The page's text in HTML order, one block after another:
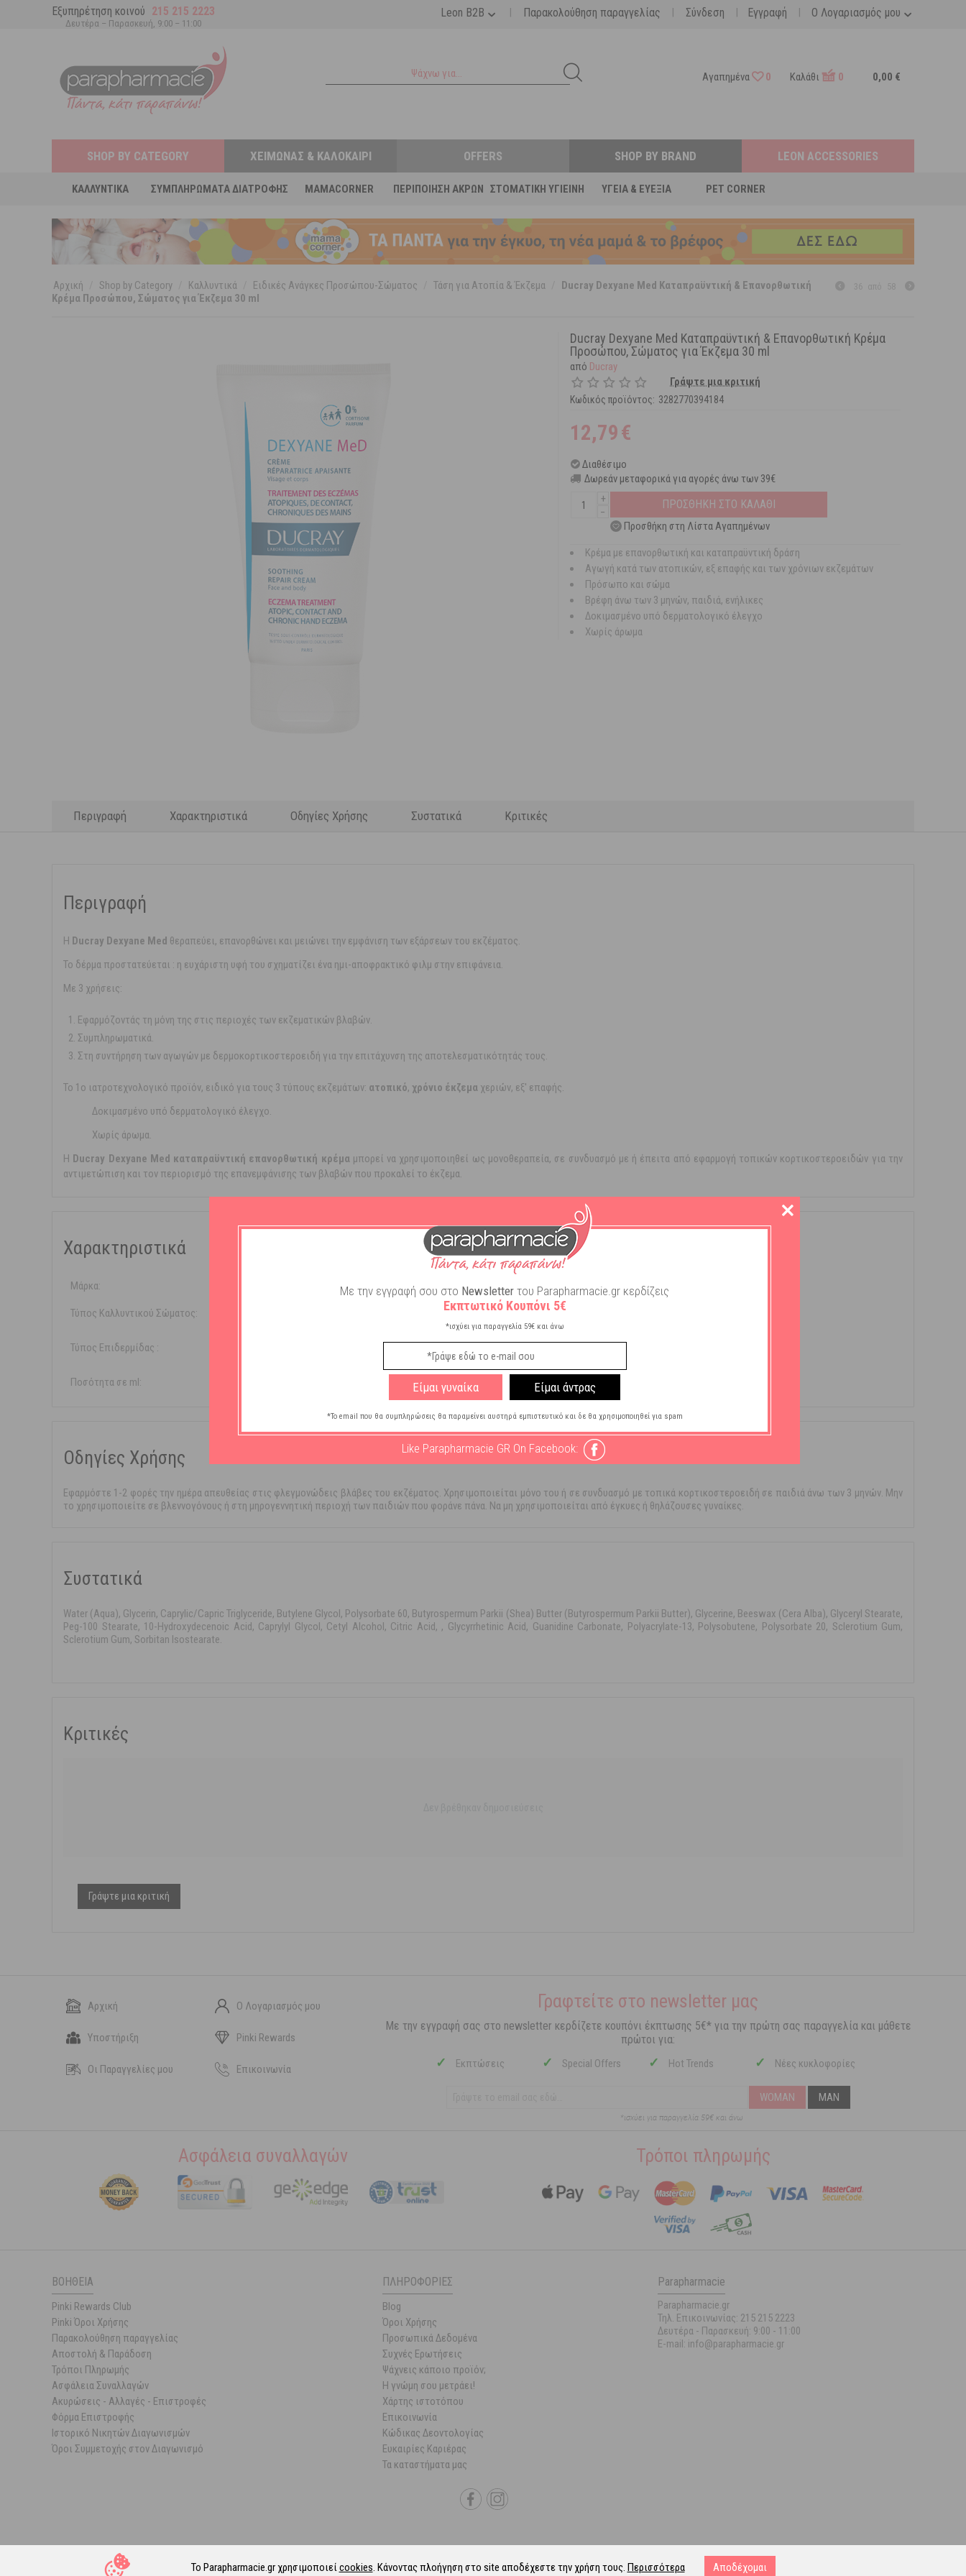
Το Parapharmacie.gr χρησιμοποιείcookies. Κάνοντας πλοήγηση στο site αποδέχεστε την χρήση τους. Περισσότερα Αποδέχομαι
Εξυπηρέτηση κοινού 215 215 2223
Δευτέρα – Παρασκευή, 9:00 – 11:00
Ο Λογαριασμός μου
Leon B2B | Παρακολούθηση παραγγελίας | Σύνδεση | Εγγραφή |
Αγαπημένα 0 Καλάθι 0 0,00 €
SHOP BY CATEGORY
ΚΑΛΛΥΝΤΙΚΆ ΣΥΜΠΛΗΡΏΜΑΤΑ ΔΙΑΤΡΟΦΉΣ MAMACORNER ΠΕΡΙΠΟΊΗΣΗ ΆΚΡΩΝ ΣΤΟΜΑΤΙΚΉ ΥΓΙΕΙΝΉ ΥΓΕΊΑ & ΕΥΕΞΊΑ PET CORNER
ΧΕΙΜΏΝΑΣ & ΚΑΛΟΚΑΊΡΙ OFFERS SHOP BY BRAND LEON ACCESSORIES
Αρχική Shop by Category Καλλυντικά Ειδικές Ανάγκες Προσώπου-Σώματος Τάση για Ατοπία & Έκζεμα
Ducray Dexyane Med Καταπραϋντική & Επανορθωτική
Κρέμα Προσώπου, Σώματος για Έκζεμα 30 ml
Ducray Dexyane Med Καταπραϋντική & Επανορθωτική Κρέμα
Προσώπου, Σώματος για Έκζεμα 30 ml
από Ducray
Γράψτε μια κριτική
Κωδικός προϊόντος: 3282770394184
12,79€
Διαθέσιμο
Δωρεάν μεταφορικά για αγορές άνω των 39€
+
−
ΠΡΟΣΘΗΚΗ ΣΤΟ ΚΑΛΑΘΙ
Προσθήκη στη Λίστα Αγαπημένων
Κρέμα με επανορθωτική και καταπραϋντική δράση
Αγωγή κατά των ατοπικών, εξ επαφής και των χρόνιων εκζεμάτων
Πρόσωπο και σώμα
Βρέφη άνω των 3 μηνών, παιδιά, ενήλικες
Δοκιμασμένο υπό δερματολογικό έλεγχο
Χωρίς άρωμα
Περιγραφή Χαρακτηριστικά Οδηγίες Χρήσης Συστατικά Κριτικές
Περιγραφή
Η Ducray Dexyane Med θεραπεύει, επανορθώνει και μειώνει την εμφάνιση των εξάρσεων του εκζέματος.
Το δέρμα προστατεύεται : η ευχάριστη υφή του σχηματίζει ένα ημι-αποφρακτικό φιλμ στην επιφάνεια.
Με 3 χρήσεις:
Εφαρμόζοντάς τη μόνη της στις περιοχές των εκζεματικών βλαβών.
Συμπληρωματικά.
Στη συντήρηση των αγωγών με δερμοκορτικοστεροειδή για την επιτάχυνση της αποτελεσματικότητάς τους.
Το 1o ιατροτεχνολογικό προϊόν, ειδικό για τους 3 τύπους εκζεμάτων: ατοπικό, χρόνιο έκζεμα χεριών, εξ' επαφής.
Δοκιμασμένο υπό δερματολογικό έλεγχο.
Χωρίς άρωμα.
Η Ducray Dexyane Med καταπραϋντική επανορθωτική κρέμα μπορεί να χρησιμοποιηθεί ως μονοθεραπεία, σε συνδυασμό με ή έπειτα από εφαρμογή τοπικών κορτικοστεροειδών για την
αντιμετώπιση και τον περιορισμό της επανεμφάνισης των βλαβών που προκαλεί το έκζεμα.
Χαρακτηριστικά
Μάρκα:
Τύπος Καλλυντικού Σώματος:
Τύπος Επιδερμίδας :
Ποσότητα σε ml:
Οδηγίες Χρήσης
Εφαρμόστε 1-2 φορές την ημέρα απευθείας στις φλεγμονώδεις βλάβες του εκζέματος. Χρησιμοποιείται μόνο του ή σε συνδυασμό με τοπικά κορτικοστεροειδή σε παιδιά άνω των 3 μηνών. Μην
το χρησιμοποιείτε σε βλεννογόνους ή στη μηρογεννητική περιοχή των παιδιών που φοράνε πάνα. Να μη χρησιμοποιείται από έγκυες ή θηλάζουσες γυναίκες.
Συστατικά
Water (Aqua), Glycerin, Caprylic/Capric Triglyceride, Butylene Glycol, Polysorbate 60, Butyrospermum Parkii (Shea) Butter (Butyrospermum Parkii Butter), Glycerine, Beeswax (Cera Alba), Glyceryl Stearate,
Peg-100 Stearate, 10-Hydroxydecenoic Acid, Caprylyl Glycol, Cetyl Alcohol, Citric Acid, , Glycyrrhetinic Acid, Guanidine Carbonate, Polyacrylate-13, Polysobutene, Polysorbate 20, Sclerotium Gum,
Sclerotium Gum, Sorbitan Isostearate.
Κριτικές
Γράψτε μια κριτική
Αρχική Ο Λογαριασμός μου
Υποστήριξη Pinki Rewards
Οι Παραγγελίες μου Επικοινωνία
Γραφτείτε στο newsletter μας
Με την εγγραφή σας στο newsletter κερδίζετε κουπόνι έκπτωσης 5€* για την πρώτη σας παραγγελία και μάθετε
πρώτοι για:
✓ Εκπτώσεις ✓ Special Offers ✓ Hot Trends ✓ Νέες κυκλοφορίες
WOMAN MAN
*ισχύει για παραγγελία 59€ και άνω
Ασφάλεια συναλλαγών Τρόποι πληρωμής
ΒΟΉΘΕΙΑ
Pinki Rewards Club
Pinki Όροι Χρήσης
Παρακολούθηση παραγγελίας
Αποστολή & Παράδοση
Τρόποι Πληρωμής
Ασφάλεια Συναλλαγών
Ακυρώσεις - Αλλαγές - Επιστροφές
Φόρμα Επιστροφής
Ιστορικό Νικητών Διαγωνισμών
Όροι Συμμετοχής στον Διαγωνισμό
ΠΛΗΡΟΦΟΡΊΕΣ
Blog
Όροι Χρήσης
Προσωπικά Δεδομένα
Συχνές Ερωτήσεις
Ψάχνεις κάποιο προϊόν;
Η γνώμη σου μετράει!
Χάρτης ιστοτόπου
Επικοινωνία
Κώδικας Δεοντολογίας
Ευκαιρίες Καριέρας
Τα καταστήματα μας
Parapharmacie
Parapharmacie.gr
Τηλ. Επικοινωνίας: 215 215 2223
Δευτέρα - Παρασκευή: 9:00 - 11:00
E-mail: info@parapharmacie.gr
© 2026 Parapharmacie.gr.ALL-IN-ONE eCommerce Business Development by Plushost.gr
Με την εγγραφή σου στο Newsletter του Parapharmacie.gr κερδίζεις
Εκπτωτικό Κουπόνι 5€
*ισχύει για παραγγελία 59€ και άνω
Είμαι γυναίκα Είμαι άντρας
*Το email που θα συμπληρώσεις θα παραμείνει αυστηρά εμπιστευτικό και δε θα χρησιμοποιηθεί για spam
Like Parapharmacie GR On Facebook: